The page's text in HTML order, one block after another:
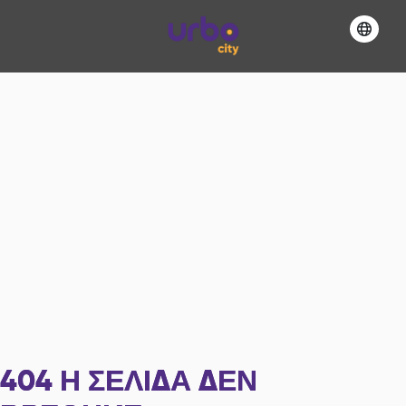
404 Η ΣΕΛΊΔΑ ΔΕΝ